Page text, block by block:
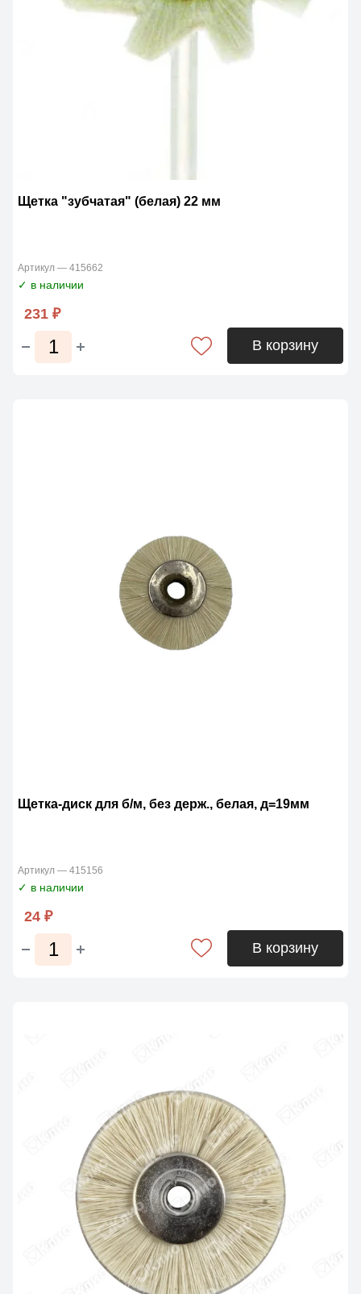
Щетка "зубчатая" (белая) 22 мм
Артикул — 415662
✓ в наличии
231 ₽
В корзину
Щетка-диск для б/м, без держ., белая, д=19мм
Артикул — 415156
✓ в наличии
24 ₽
В корзину